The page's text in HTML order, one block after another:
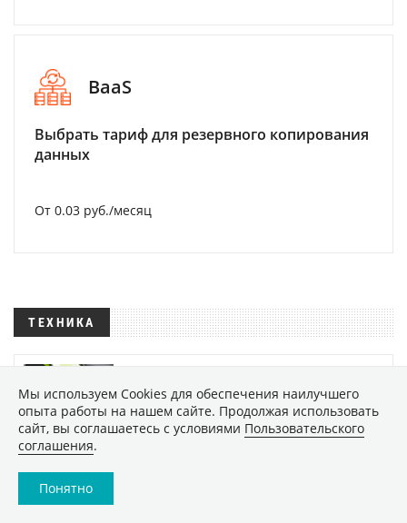
BaaS
Выбрать тариф для резервного копирования
данных
От 0.03 руб./месяц
ТЕХНИКА
газонокосилки в 2026 году: хиты
продаж
Мы используем Сookies для обеспечения наилучшего
опыта работы на нашем сайте. Продолжая использовать
сайт, вы соглашаетесь с условиями Пользовательского
соглашения.
Понятно